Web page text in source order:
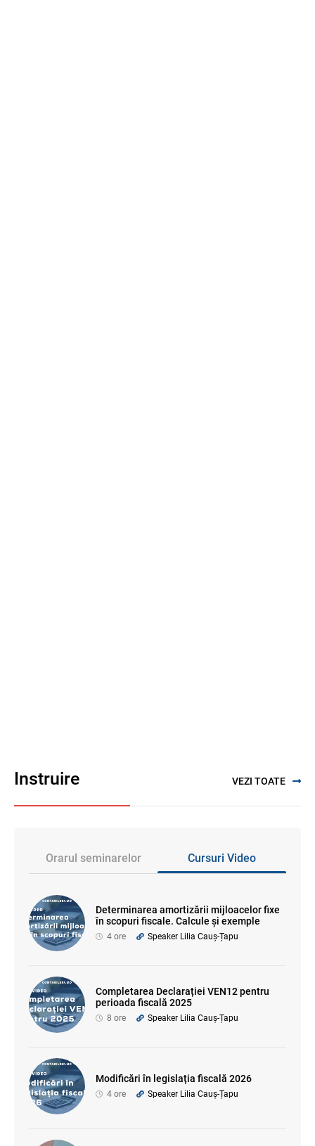
Instruire VEZI TOATE
Orarul seminarelor Cursuri Video
Determinarea amortizării mijloacelor fixe
în scopuri fiscale. Calcule și exemple
4 ore Speaker Lilia Cauș-Țapu
Completarea Declarației VEN12 pentru
perioada fiscală 2025
8 ore Speaker Lilia Cauș-Țapu
Modificări în legislația fiscală 2026
4 ore Speaker Lilia Cauș-Țapu